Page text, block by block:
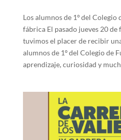
Los alumnos de 1º del Colegio
fábrica El pasado jueves 20 de
tuvimos el placer de recibir
alumnos de 1º del Colegio de
aprendizaje, curiosidad y